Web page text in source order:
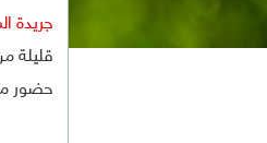
جريدة
قليلة
حضور